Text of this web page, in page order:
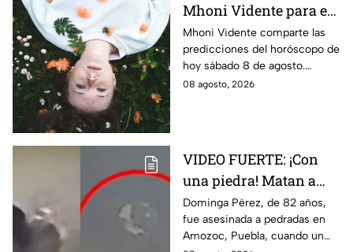
Mhoni Vidente para el
sábado 8 de agosto
¡Cierre de ciclo!
Mhoni Vidente comparte las
predicciones del horóscopo de
hoy sábado 8 de agosto.
Descubre qué signos vivirán
08 agosto, 2026
VIDEO FUERTE: ¡Con
una piedra! Matan a
vendedora de cemitas
de 82 años mientras iba
a su casa
Dominga Pérez, de 82 años,
fue asesinada a pedradas en
Amozoc, Puebla, cuando un